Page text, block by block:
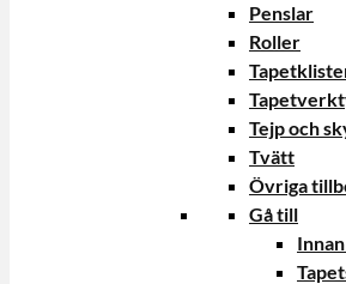
Penslar
Roller
Tejp och
Tvätt
Övriga
Gå till